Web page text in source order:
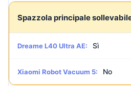
Spazzola principale
Dreame L40 Ultra AE: Sì
Xiaomi Robot Vacuum 5: No